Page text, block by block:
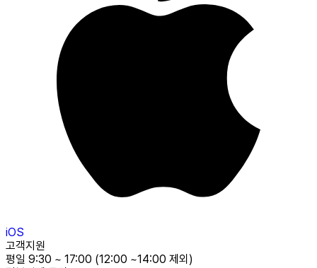
iOS
고객지원
평일 9:30 ~ 17:00 (12:00 ~14:00 제외)